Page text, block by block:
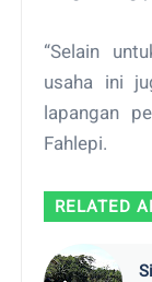
“Selain
usaha ini
lapangan
Fahlepi.
RELATED